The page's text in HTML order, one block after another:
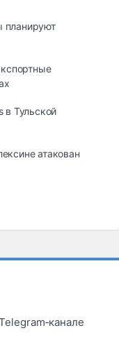
планируют
в Тульской
атакован